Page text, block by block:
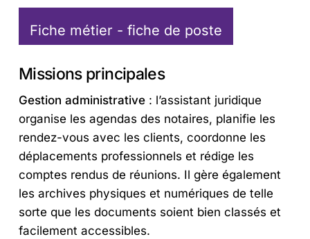
Fiche métier - fiche de poste
Missions principales
Gestion administrative: l’assistant juridique
organise les agendas des notaires, planifie les
rendez-vous avec les clients, coordonne les
déplacements professionnels et rédige les
comptes rendus de réunions. Il gère également
les archives physiques et numériques de telle
sorte que les documents soient bien classés et
facilement accessibles.